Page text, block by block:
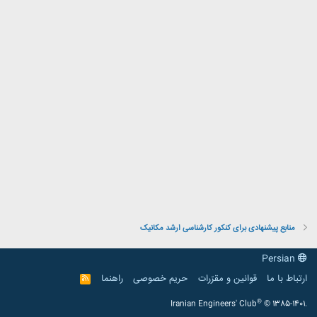
منابع پیشنهادی برای کنکور کارشناسی ارشد مکانیک
ارتباط با ما
قوانین و مقرّرات حریم خصوصی راهنما
R
S
Iranian Engineers' Club® © 1385-1401.